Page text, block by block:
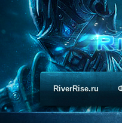
RiverRise.ru